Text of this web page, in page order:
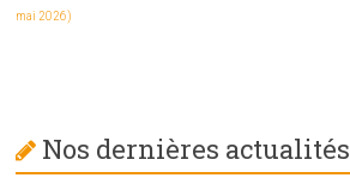
mai 2026)
Nos dernières actualités